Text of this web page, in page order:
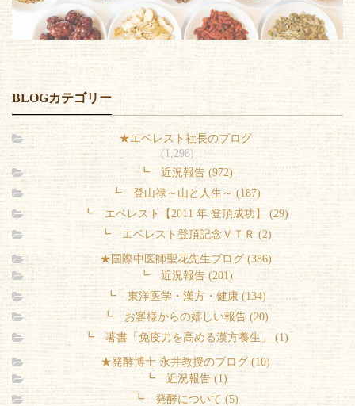
BLOGカテゴリー
★エベレスト社長のブログ
(1,298)
┗ 近況報告 (972)
┗ 登山禄～山と人生～ (187)
┗ エベレスト【2011 年 登頂成功】 (29)
┗ エベレスト登頂記念ＶＴＲ (2)
★国際中医師聖花先生ブログ (386)
┗ 近況報告 (201)
┗ 東洋医学・漢方・健康 (134)
┗ お客様からの嬉しい報告 (20)
┗ 著書「免疫力を高める漢方養生」 (1)
★発酵博士 永井教授のブログ (10)
┗ 近況報告 (1)
┗ 発酵について (5)